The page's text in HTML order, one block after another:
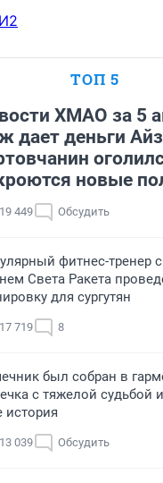
ТОП 5
ХМАО за 5
дает деньги
новые
19 449 Обсудить
фитнес-тренер
Света Ракета
для сургутян
17 719 8
был собран в
с тяжелой судьбой
история
13 039 Обсудить